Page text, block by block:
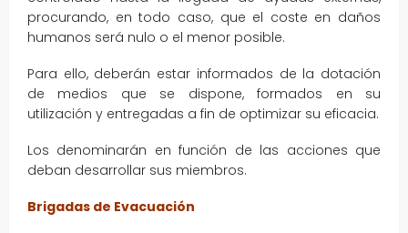
procurando, en todo caso, que el coste en daños
humanos será nulo o el menor posible.
Para ello, deberán estar informados de la dotación
de medios que se dispone, formados en su
utilización y entregadas a fin de optimizar su eficacia.
Los denominarán en función de las acciones que
deban desarrollar sus miembros.
Brigadas de Evacuación